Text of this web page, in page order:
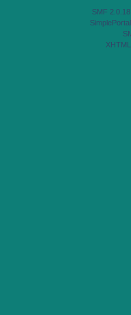
SMF 2.0.18
XHTML